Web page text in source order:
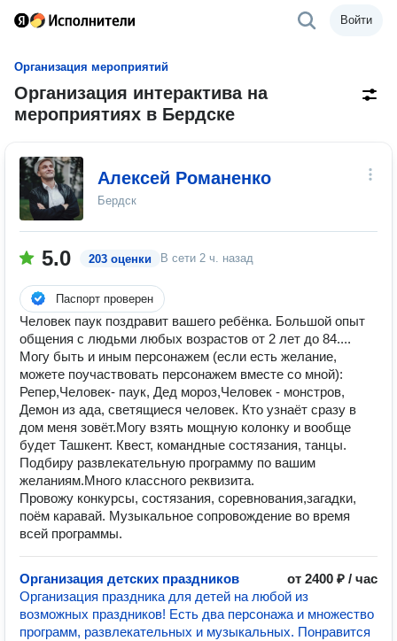
Войти
Организация мероприятий
Организация интерактива на
мероприятиях в Бердске
Алексей Романенко
Бердск
5.0 203 оценки В сети 2 ч. назад
Паспорт проверен
Человек паук поздравит вашего ребёнка. Большой опыт
общения с людьми любых возрастов от 2 лет до 84....
Могу быть и иным персонажем (если есть желание,
можете поучаствовать персонажем вместе со мной):
Репер,Человек- паук, Дед мороз,Человек - монстров,
Демон из ада, светящиеся человек. Кто узнаёт сразу в
дом меня зовёт.Могу взять мощную колонку и вообще
будет Ташкент. Квест, командные состязания, танцы.
Подбиру развлекательную программу по вашим
желаниям.Много классного реквизита.
Провожу конкурсы, состязания, соревнования,загадки,
поём каравай. Музыкальное сопровождение во время
всей программы.
Организация детских праздников
от 2400 ₽ / час
Организация праздника для детей на любой из
возможных праздников! Есть два персонажа и множество
программ, развлекательных и музыкальных. Понравится